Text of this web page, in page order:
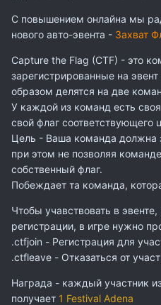
С повышением онлайна мы
нового авто-эвента - Захват
Capture the Flag (CTF) - это
зарегистрированные на
образом делятся на две
У каждой из команд есть
свой флаг соответствующего
Цель - Ваша команда должна
при этом не позволяя
собственный флаг.
Побеждает та команда,
Чтобы учавствовать в
регистрации, в игре нужно
.ctfjoin - Регистрация для
.ctfleave - Отказаться от
Награда - каждый участник
получает 1 Festival Adena